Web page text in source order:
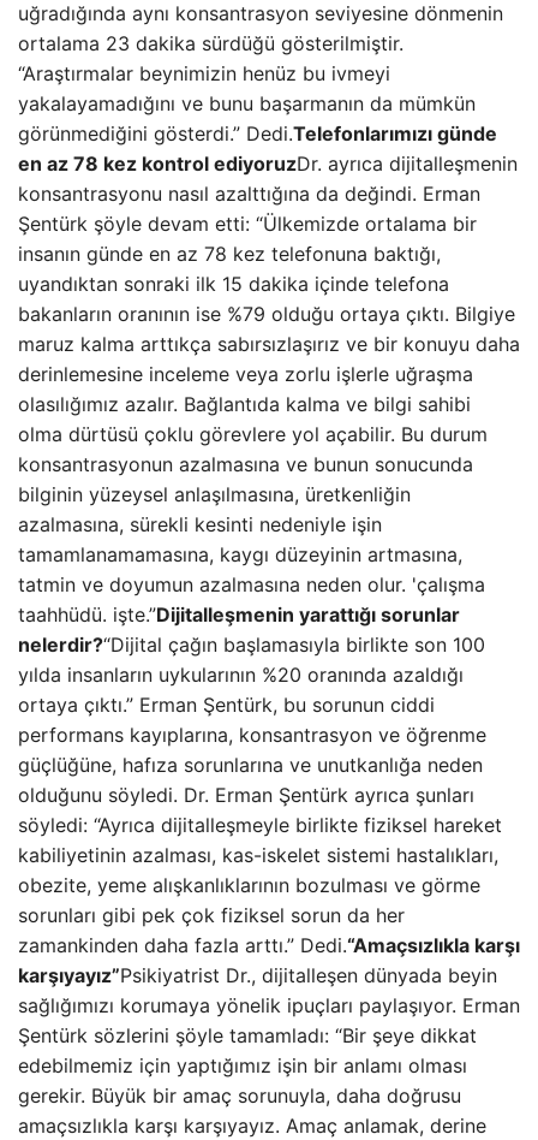
uğradığında aynı konsantrasyon seviyesine dönmenin
ortalama 23 dakika sürdüğü gösterilmiştir.
“Araştırmalar beynimizin henüz bu ivmeyi
yakalayamadığını ve bunu başarmanın da mümkün
görünmediğini gösterdi.” Dedi.Telefonlarımızı günde
en az 78 kez kontrol ediyoruzDr. ayrıca dijitalleşmenin
konsantrasyonu nasıl azalttığına da değindi. Erman
Şentürk şöyle devam etti: “Ülkemizde ortalama bir
insanın günde en az 78 kez telefonuna baktığı,
uyandıktan sonraki ilk 15 dakika içinde telefona
bakanların oranının ise %79 olduğu ortaya çıktı. Bilgiye
maruz kalma arttıkça sabırsızlaşırız ve bir konuyu daha
derinlemesine inceleme veya zorlu işlerle uğraşma
olasılığımız azalır. Bağlantıda kalma ve bilgi sahibi
olma dürtüsü çoklu görevlere yol açabilir. Bu durum
konsantrasyonun azalmasına ve bunun sonucunda
bilginin yüzeysel anlaşılmasına, üretkenliğin
azalmasına, sürekli kesinti nedeniyle işin
tamamlanamamasına, kaygı düzeyinin artmasına,
tatmin ve doyumun azalmasına neden olur. 'çalışma
taahhüdü. işte.”Dijitalleşmenin yarattığı sorunlar
nelerdir?“Dijital çağın başlamasıyla birlikte son 100
yılda insanların uykularının %20 oranında azaldığı
ortaya çıktı.” Erman Şentürk, bu sorunun ciddi
performans kayıplarına, konsantrasyon ve öğrenme
güçlüğüne, hafıza sorunlarına ve unutkanlığa neden
olduğunu söyledi. Dr. Erman Şentürk ayrıca şunları
söyledi: “Ayrıca dijitalleşmeyle birlikte fiziksel hareket
kabiliyetinin azalması, kas-iskelet sistemi hastalıkları,
obezite, yeme alışkanlıklarının bozulması ve görme
sorunları gibi pek çok fiziksel sorun da her
zamankinden daha fazla arttı.” Dedi.“Amaçsızlıkla karşı
karşıyayız”Psikiyatrist Dr., dijitalleşen dünyada beyin
sağlığımızı korumaya yönelik ipuçları paylaşıyor. Erman
Şentürk sözlerini şöyle tamamladı: “Bir şeye dikkat
edebilmemiz için yaptığımız işin bir anlamı olması
gerekir. Büyük bir amaç sorunuyla, daha doğrusu
amaçsızlıkla karşı karşıyayız. Amaç anlamak, derine